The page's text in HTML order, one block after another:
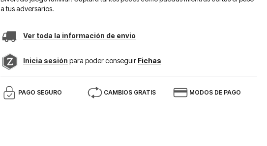
a tus adversarios.
Ver toda la información de envio
Inicia sesión para poder conseguir Fichas
PAGO SEGURO CAMBIOS GRATIS MODOS DE PAGO